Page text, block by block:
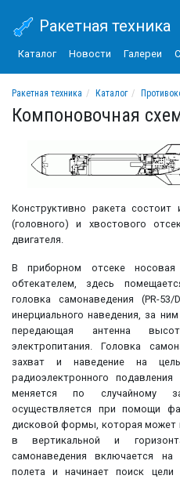
Ракетная техника
Каталог Новости Галереи
Ракетная техника Каталог
Компоновочная
Конструктивно ракета состоит
(головного) и хвостового
двигателя.
В приборном отсеке
обтекателем, здесь
головка самонаведения (PR-
инерциального наведения, за
передающая антенна
электропитания. Головка
захват и наведение на
радиоэлектронного
меняется по случайному
осуществляется при помощи
дисковой формы, которая может
в вертикальной и
самонаведения включается на
полета и начинает поиск